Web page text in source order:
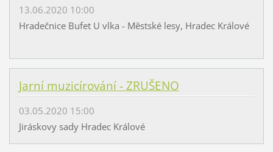
13.06.2020 10:00
Hradečnice Bufet U vlka - Městské lesy, Hradec Králové
Jarní muzicírování - ZRUŠENO
03.05.2020 15:00
Jiráskovy sady Hradec Králové